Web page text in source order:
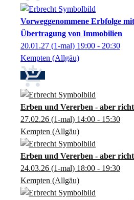
Erben und Vererben - aber
27.02.26 (1-mal) 14:00 - 15:30
Kempten (Allgäu)
Erben und Vererben - aber
24.03.26 (1-mal) 18:00 - 19:30
Kempten (Allgäu)
Vorweggenommene Erbfolge
Übertragung von Immobilien
20.01.27 (1-mal) 19:00 - 20:30
Kempten (Allgäu)